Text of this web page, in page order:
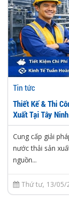
Tin tức
Thiết Kế & Thi
Xuất Tại Tây Ninh
Cung cấp giải
nước thải sản
nguồn...
Thứ tư, 13/05/